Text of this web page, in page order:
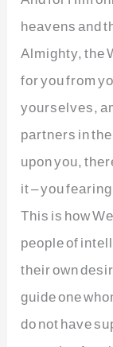
heavens and
Almighty, the
for you from
yourselves,
partners in
upon you,
it – you
This is how
people of
their own
guide one
do not have